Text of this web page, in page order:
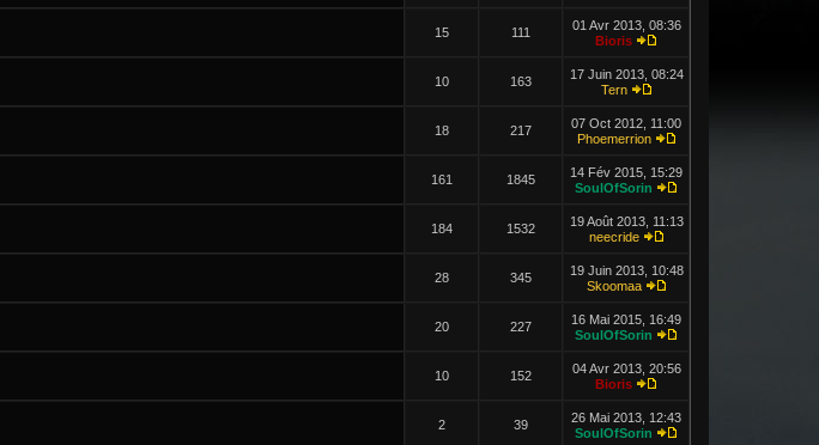
15 111
01 Avr 2013, 08:36
Bioris
10 163
17 Juin 2013, 08:24
Tern
18 217
07 Oct 2012, 11:00
Phoemerrion
161 1845
14 Fév 2015, 15:29
SoulOfSorin
184 1532
19 Août 2013, 11:13
neecride
28 345
19 Juin 2013, 10:48
Skoomaa
20 227
16 Mai 2015, 16:49
SoulOfSorin
10 152
04 Avr 2013, 20:56
Bioris
2 39
26 Mai 2013, 12:43
SoulOfSorin